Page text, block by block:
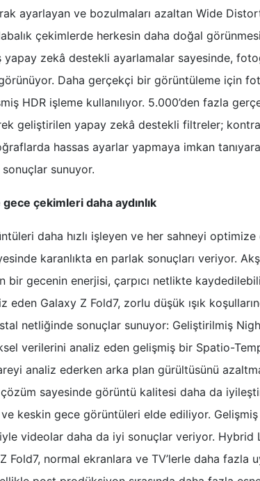
ayarlayan ve bozulmaları azaltan Wide
çekimlerde herkesin daha doğal
zekâ destekli ayarlamalar sayesinde,
Daha gerçekçi bir görüntüleme için
HDR işleme kullanılıyor. 5.000’den fazla
geliştirilen yapay zekâ destekli filtreler;
hassas ayarlar yapmaya imkan
sunuyor.
çekimleri daha aydınlık
daha hızlı işleyen ve her sahneyi
karanlıkta en parlak sonuçları veriyor.
bir gecenin enerjisi, çarpıcı netlikte
eden Galaxy Z Fold7, zorlu düşük ışık
netliğinde sonuçlar sunuyor: Geliştirilmiş
verilerini analiz eden gelişmiş bir Spatio-
analiz ederken arka plan gürültüsünü
çözüm sayesinde görüntü kalitesi daha da
ve keskin gece görüntüleri elde ediliyor.
videolar daha da iyi sonuçlar veriyor. Hybrid
Fold7, normal ekranlara ve TV’lerle daha fazla